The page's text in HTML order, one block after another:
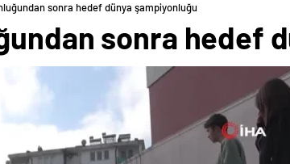
sonra hedef dünya şampiyonluğu
sonra hedef